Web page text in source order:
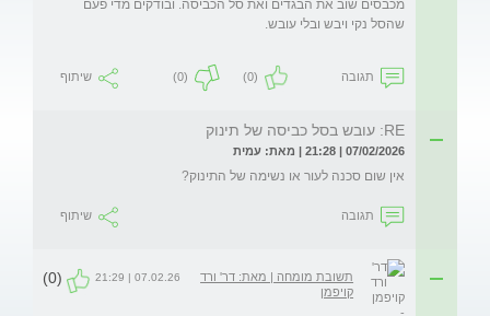
מכבסים שוב את הבגדים ואת סל הכביסה. ובודקים מדי פעם
תגובה (0)
(0) שיתוף
RE: עובש בסל כביסה של תינוק
07/02/2026 | 21:28 | מאת: עמית
אין שום סכנה לעור או נשימה של התינוק?
תגובה שיתוף
תשובת מומחה | מאת: דר' ורד
קויפמן
07.02.26 | 21:29
(0)